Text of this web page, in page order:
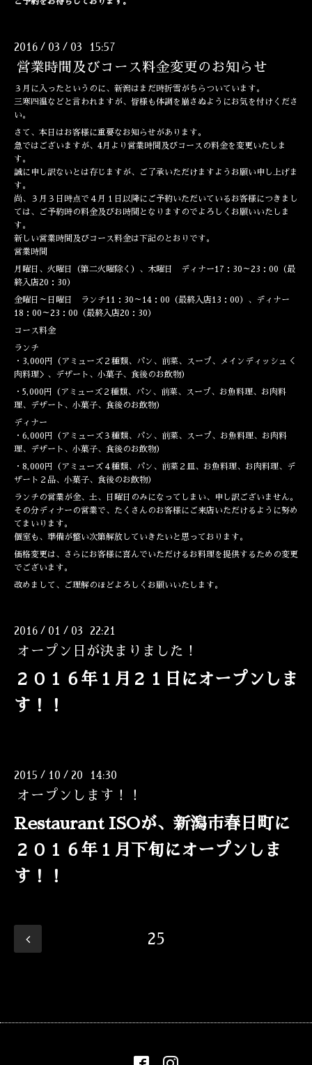
2016 / 03 / 03 15:57
営業時間及びコース料金変更のお知らせ
３月に入ったというのに、新潟はまだ時折雪がちらついています。
三寒四温などと言われますが、皆様も体調を崩さぬようにお気を付けくださ
い。
さて、本日はお客様に重要なお知らせがあります。
急ではございますが、4月より営業時間及びコースの料金を変更いたしま
す。
誠に申し訳ないとは存じますが、ご了承いただけますようお願い申し上げま
す。
尚、３月３日時点で４月１日以降にご予約いただいているお客様につきまし
ては、ご予約時の料金及びお時間となりますのでよろしくお願いいたしま
す。
新しい営業時間及びコース料金は下記のとおりです。
営業時間
月曜日、火曜日（第二火曜除く）、木曜日 ディナー17：30～23：00（最
終入店20：30）
金曜日～日曜日 ランチ11：30～14：00（最終入店13：00）、ディナー
18：00～23：00（最終入店20：30）
コース料金
ランチ
・3,000円（アミューズ２種類、パン、前菜、スープ、メインディッシュ＜
肉料理＞、デザート、小菓子、食後のお飲物）
・5,000円（アミューズ２種類、パン、前菜、スープ、お魚料理、お肉料
理、デザート、小菓子、食後のお飲物）
ディナー
・6,000円（アミューズ３種類、パン、前菜、スープ、お魚料理、お肉料
理、デザート、小菓子、食後のお飲物）
・8,000円（アミューズ４種類、パン、前菜２皿、お魚料理、お肉料理、デ
ザート２品、小菓子、食後のお飲物）
ランチの営業が金、土、日曜日のみになってしまい、申し訳ございません。
その分ディナーの営業で、たくさんのお客様にご来店いただけるように努め
てまいります。
個室も、準備が整い次第解放していきたいと思っております。
価格変更は、さらにお客様に喜んでいただけるお料理を提供するための変更
でございます。
改めまして、ご理解のほどよろしくお願いいたします。
2016 / 01 / 03 22:21
オープン日が決まりました！
２０１６年１月２１日にオープンしま
す！！
2015 / 10 / 20 14:30
オープンします！！
Restaurant ISOが、新潟市春日町に
２０１６年１月下旬にオープンしま
す！！
25